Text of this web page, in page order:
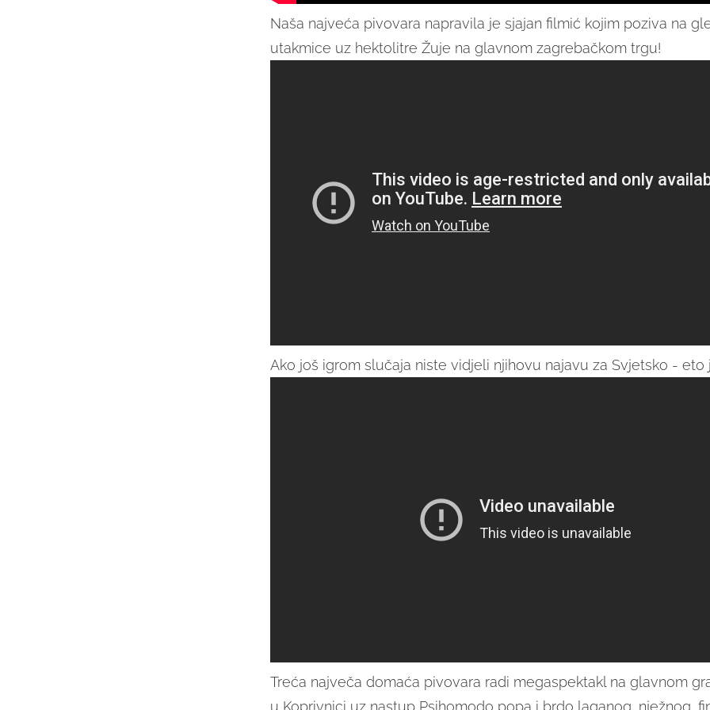
Naša najveća pivovara napravila je sjajan filmić kojim poziva na
utakmice uz hektolitre Žuje na glavnom zagrebačkom trgu!
Ako još igrom slučaja niste vidjeli njihovu najavu za Svjetsko - eto
Treća največa domaća pivovara radi megaspektakl na glavnom